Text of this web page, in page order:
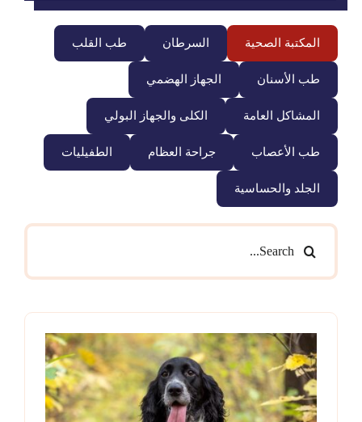
المكتبة الصحية السرطان طب القلب
طب الأسنان الجهاز الهضمي
المشاكل العامة الكلى والجهاز البولي
طب الأعصاب جراحة العظام الطفيليات
الجلد والحساسية
Search